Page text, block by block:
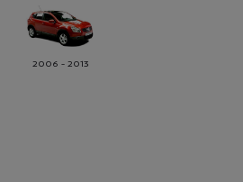
2006 - 2013